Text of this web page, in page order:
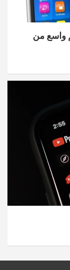
واسع من